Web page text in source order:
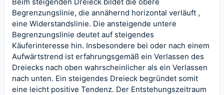
Begrenzungslinie, die annähernd horizontal verläuft ,
eine Widerstandslinie. Die ansteigende untere
Begrenzungslinie deutet auf steigendes
Käuferinteresse hin. Insbesondere bei oder nach einem
Aufwärtstrend ist erfahrungsgemäß ein Verlassen des
Dreiecks nach oben wahrscheinlicher als ein Verlassen
nach unten. Ein steigendes Dreieck begründet somit
eine leicht positive Tendenz. Der Entstehungszeitraum